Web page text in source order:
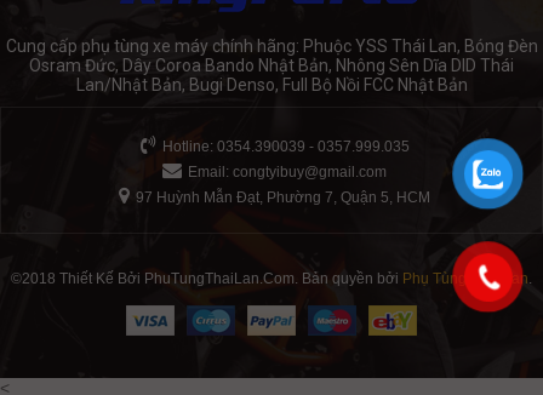
Cung cấp phụ tùng xe máy chính hãng: Phuộc YSS Thái Lan, Bóng Đèn
Osram Đức, Dây Coroa Bando Nhật Bản, Nhông Sên Dĩa DID Thái
Lan/Nhật Bản, Bugi Denso, Full Bộ Nồi FCC Nhật Bản
Hotline: 0354.390039 - 0357.999.035
Email: congtyibuy@gmail.com
97 Huỳnh Mẫn Đạt, Phường 7, Quận 5, HCM
©2018 Thiết Kế Bởi PhuTungThaiLan.Com. Bản quyền bởi Phụ Tùng Thái Lan.
<